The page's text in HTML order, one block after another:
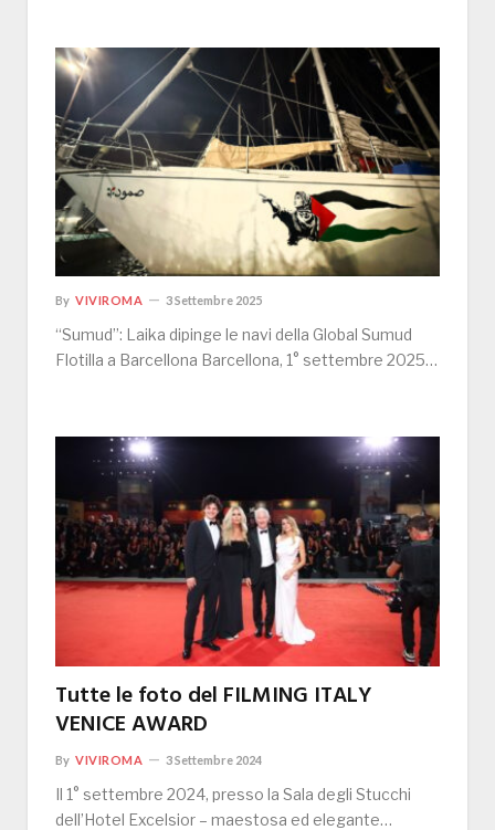
By VIVIROMA 3 Settembre 2025
“Sumud”: Laika dipinge le navi della Global Sumud
Flotilla a Barcellona Barcellona, 1° settembre 2025…
Tutte le foto del FILMING ITALY
VENICE AWARD
By VIVIROMA 3 Settembre 2024
Il 1° settembre 2024, presso la Sala degli Stucchi
dell’Hotel Excelsior – maestosa ed elegante…